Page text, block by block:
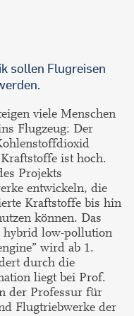
sollen Flugreisen
viele Menschen
Flugzeug: Der
ist hoch.
Projekts
entwickeln, die
Kraftstoffe bis hin
können. Das
hybrid low-pollution
wird ab 1.
durch die
liegt bei Prof.
der Professur für
Flugtriebwerke der